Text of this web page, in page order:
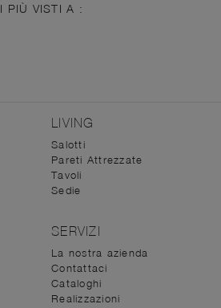
I PIÙ VISTI A :
LIVING
Salotti
Pareti Attrezzate
Tavoli
Sedie
SERVIZI
La nostra azienda
Contattaci
Cataloghi
Realizzazioni